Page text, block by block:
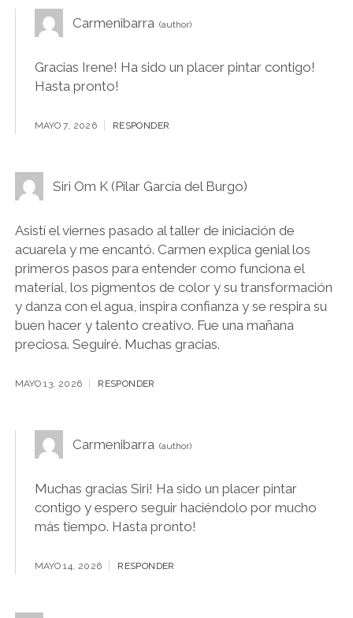
Carmenibarra
Gracias Irene! Ha sido un placer pintar contigo!
Hasta pronto!
MAYO 7, 2026 RESPONDER
Siri Om K (Pilar García del Burgo)
Asistí el viernes pasado al taller de iniciación de
acuarela y me encantó. Carmen explica genial los
primeros pasos para entender como funciona el
material, los pigmentos de color y su transformación
y danza con el agua, inspira confianza y se respira su
buen hacer y talento creativo. Fue una mañana
preciosa. Seguiré. Muchas gracias.
MAYO 13, 2026 RESPONDER
Carmenibarra
Muchas gracias Siri! Ha sido un placer pintar
contigo y espero seguir haciéndolo por mucho
más tiempo. Hasta pronto!
MAYO 14, 2026 RESPONDER